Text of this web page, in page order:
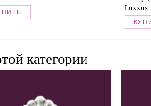
Luxxus
категории